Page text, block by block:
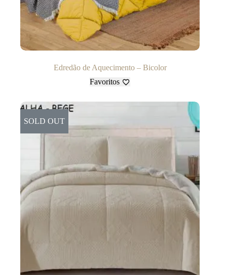
Edredão de Aquecimento – Bicolor
Favoritos
SOLD OUT